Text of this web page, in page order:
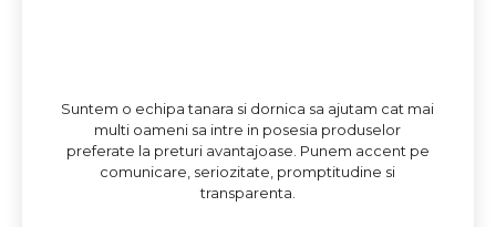
Suntem o echipa tanara si dornica sa ajutam cat mai
multi oameni sa intre in posesia produselor
preferate la preturi avantajoase. Punem accent pe
comunicare, seriozitate, promptitudine si
transparenta.